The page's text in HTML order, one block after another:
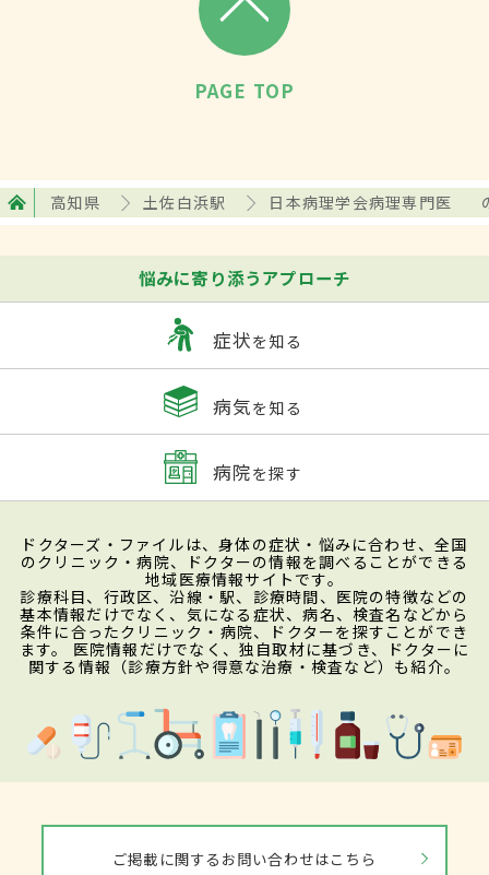
PAGE TOP
高知県 土佐白浜駅 日本病理学会病理専門医
悩みに寄り添うアプローチ
症状を知る
病気を知る
病院を探す
ドクターズ・ファイルは、身体の症状・悩みに合わせ、全国
のクリニック・病院、ドクターの情報を調べることができる
地域医療情報サイトです。
診療科目、行政区、沿線・駅、診療時間、医院の特徴などの
基本情報だけでなく、気になる症状、病名、検査名などから
条件に合ったクリニック・病院、ドクターを探すことができ
ます。 医院情報だけでなく、独自取材に基づき、ドクターに
関する情報（診療方針や得意な治療・検査など）も紹介。
ご掲載に関するお問い合わせはこちら